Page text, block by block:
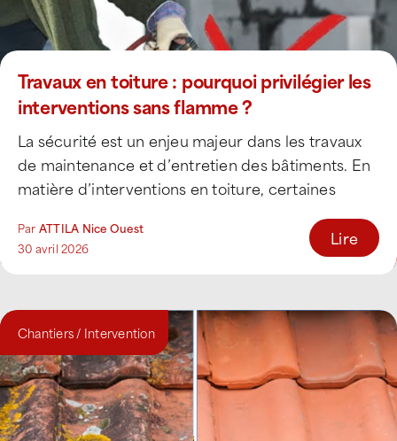
Travaux en toiture : pourquoi privilégier les
interventions sans flamme ?
La sécurité est un enjeu majeur dans les travaux
de maintenance et d’entretien des bâtiments. En
matière d’interventions en toiture, certaines
Par ATTILA Nice Ouest
30 avril 2026
Lire
Chantiers / Intervention